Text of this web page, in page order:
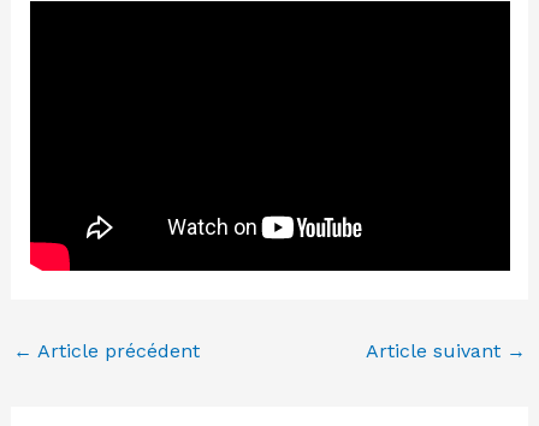
← Article précédent Article suivant →